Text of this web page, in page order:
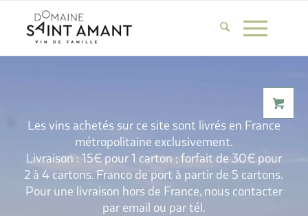
Les vins achetés sur ce site sont livrés en France
métropolitaine exclusivement.
Livraison : 15€ pour 1 carton ; forfait de 30€ pour
2 à 4 cartons. Franco de port à partir de 5 cartons.
Pour une livraison hors de France, nous contacter
par email ou par tél.